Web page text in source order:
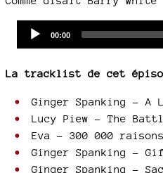
Current
00:00
La tracklist de cet
Ginger Spanking -
Lucy Piew - The
Eva - 300 000 raisons
Ginger Spanking -
Ginger Spanking -